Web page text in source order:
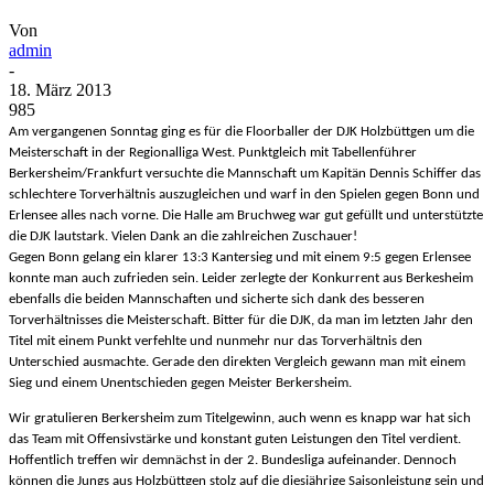
Von
admin
-
18. März 2013
985
Am vergangenen Sonntag ging es für die Floorballer der DJK Holzbüttgen um die
Meisterschaft in der Regionalliga West. Punktgleich mit Tabellenführer
Berkersheim/Frankfurt versuchte die Mannschaft um Kapitän Dennis Schiffer das
schlechtere Torverhältnis auszugleichen und warf in den Spielen gegen Bonn und
Erlensee alles nach vorne. Die Halle am Bruchweg war gut gefüllt und unterstützte
die DJK lautstark. Vielen Dank an die zahlreichen Zuschauer!
Gegen Bonn gelang ein klarer 13:3 Kantersieg und mit einem 9:5 gegen Erlensee
konnte man auch zufrieden sein. Leider zerlegte der Konkurrent aus Berkesheim
ebenfalls die beiden Mannschaften und sicherte sich dank des besseren
Torverhältnisses die Meisterschaft. Bitter für die DJK, da man im letzten Jahr den
Titel mit einem Punkt verfehlte und nunmehr nur das Torverhältnis den
Unterschied ausmachte. Gerade den direkten Vergleich gewann man mit einem
Sieg und einem Unentschieden gegen Meister Berkersheim.
Wir gratulieren Berkersheim zum Titelgewinn, auch wenn es knapp war hat sich
das Team mit Offensivstärke und konstant guten Leistungen den Titel verdient.
Hoffentlich treffen wir demnächst in der 2. Bundesliga aufeinander. Dennoch
können die Jungs aus Holzbüttgen stolz auf die diesjährige Saisonleistung sein und